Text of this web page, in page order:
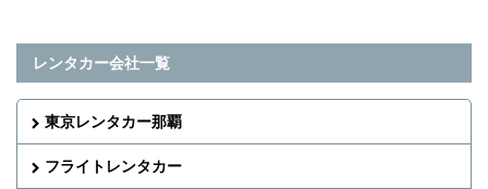
レンタカー会社一覧
東京レンタカー那覇
フライトレンタカー